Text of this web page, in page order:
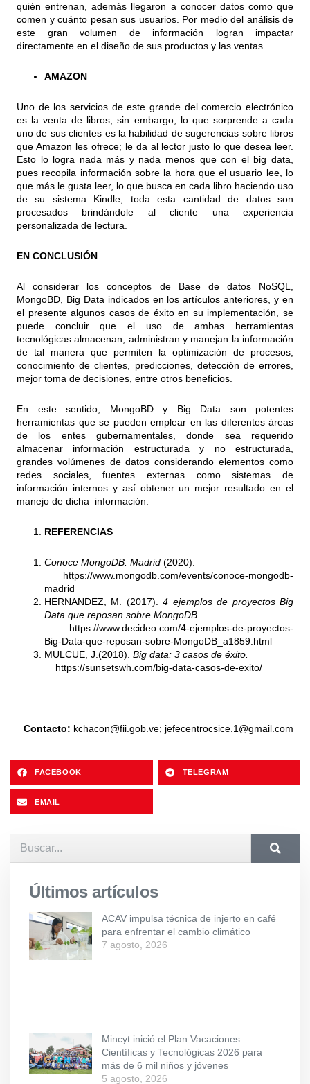
quién entrenan, además llegaron a conocer datos como que
comen y cuánto pesan sus usuarios. Por medio del análisis de
este gran volumen de información logran impactar
directamente en el diseño de sus productos y las ventas.
AMAZON
Uno de los servicios de este grande del comercio electrónico
es la venta de libros, sin embargo, lo que sorprende a cada
uno de sus clientes es la habilidad de sugerencias sobre libros
que Amazon les ofrece; le da al lector justo lo que desea leer.
Esto lo logra nada más y nada menos que con el big data,
pues recopila información sobre la hora que el usuario lee, lo
que más le gusta leer, lo que busca en cada libro haciendo uso
de su sistema Kindle, toda esta cantidad de datos son
procesados brindándole al cliente una experiencia
personalizada de lectura.
EN CONCLUSIÓN
Al considerar los conceptos de Base de datos NoSQL,
MongoBD, Big Data indicados en los artículos anteriores, y en
el presente algunos casos de éxito en su implementación, se
puede concluir que el uso de ambas herramientas
tecnológicas almacenan, administran y manejan la información
de tal manera que permiten la optimización de procesos,
conocimiento de clientes, predicciones, detección de errores,
mejor toma de decisiones, entre otros beneficios.
En este sentido, MongoBD y Big Data son potentes
herramientas que se pueden emplear en las diferentes áreas
de los entes gubernamentales, donde sea requerido
almacenar información estructurada y no estructurada,
grandes volúmenes de datos considerando elementos como
redes sociales, fuentes externas como sistemas de
información internos y así obtener un mejor resultado en el
manejo de dicha información.
REFERENCIAS
Conoce MongoDB: Madrid (2020).
https://www.mongodb.com/events/conoce-mongodb-
madrid
HERNANDEZ, M. (2017).4 ejemplos de proyectos Big
Data que reposan sobre MongoDB
https://www.decideo.com/4-ejemplos-de-proyectos-
Big-Data-que-reposan-sobre-MongoDB_a1859.html
MULCUE, J.(2018). Big data: 3 casos de éxito.
https://sunsetswh.com/big-data-casos-de-exito/
Contacto: kchacon@fii.gob.ve; jefecentrocsice.1@gmail.com
FACEBOOK TELEGRAM
EMAIL
Últimos artículos
ACAV impulsa técnica de injerto en café
para enfrentar el cambio climático
7 agosto, 2026
Mincyt inició el Plan Vacaciones
Científicas y Tecnológicas 2026 para
más de 6 mil niños y jóvenes
5 agosto, 2026